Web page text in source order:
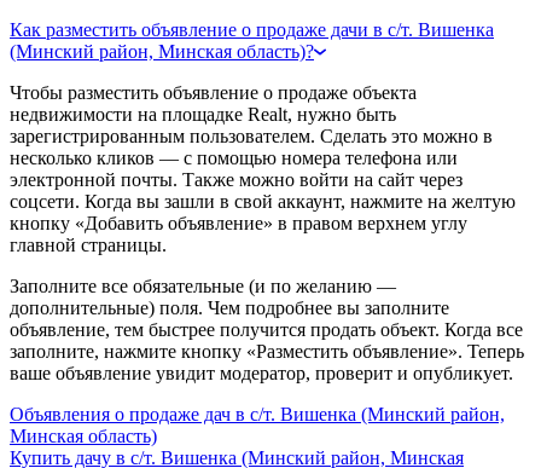
Как разместить объявление о продаже дачи в с/т. Вишенка
(Минский район, Минская область)?
Чтобы разместить объявление о продаже объекта
недвижимости на площадке Realt, нужно быть
зарегистрированным пользователем. Сделать это можно в
несколько кликов — с помощью номера телефона или
электронной почты. Также можно войти на сайт через
соцсети. Когда вы зашли в свой аккаунт, нажмите на желтую
кнопку «Добавить объявление» в правом верхнем углу
главной страницы.
Заполните все обязательные (и по желанию —
дополнительные) поля. Чем подробнее вы заполните
объявление, тем быстрее получится продать объект. Когда все
заполните, нажмите кнопку «Разместить объявление». Теперь
ваше объявление увидит модератор, проверит и опубликует.
Объявления о продаже дач в с/т. Вишенка (Минский район,
Минская область)
Купить дачу в с/т. Вишенка (Минский район, Минская